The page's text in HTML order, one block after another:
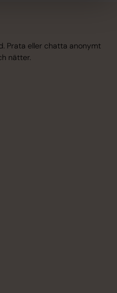
Prata eller chatta anonymt
nätter.